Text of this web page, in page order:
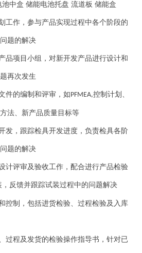
池中盒 储能电池托盘 流道板 储能盒
工作，参与产品实现过程中各个阶段的
题的解决
品项目小组，对新开发产品进行设计和
再次发生
件的编制和评审，如PFMEA,控制计划、
法、新产品质量目标等
发，跟踪检具开发进度，负责检具各阶
题的解决
计评审及验收工作，配合进行产品检验
反馈并跟踪试装过程中的问题解决
控制，包括进货检验、过程检验及入库
过程及发货的检验操作指导书，针对已